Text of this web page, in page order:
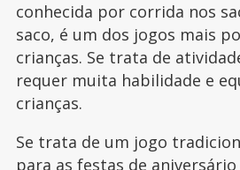
conhecida por corrida nos
saco, é um dos jogos mais
crianças. Se trata de
requer muita habilidade e
crianças.
Se trata de um jogo
para as festas de